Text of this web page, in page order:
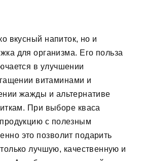
вкусный напиток, но и
для организма. Его польза
в улучшении
витаминами и
жажды и альтернативе
При выборе кваса
с полезным
это позволит подарить
лучшую, качественную и